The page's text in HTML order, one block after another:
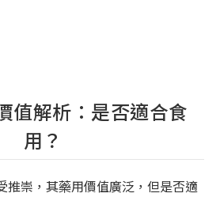
值解析：是否適合食
用？
推崇，其藥用價值廣泛，但是否適